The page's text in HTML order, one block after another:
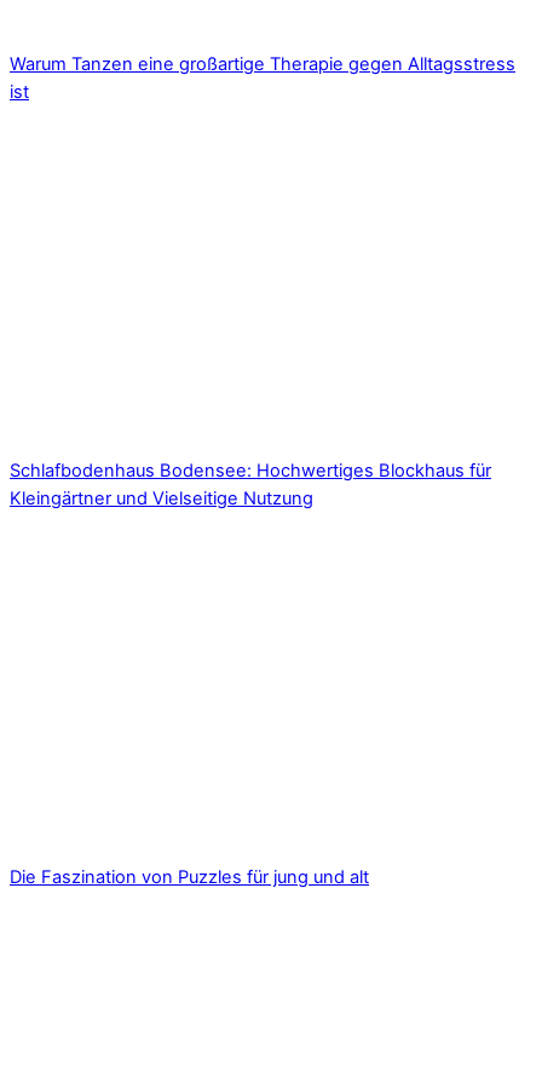
Warum Tanzen eine großartige Therapie gegen Alltagsstress
ist
Schlafbodenhaus Bodensee: Hochwertiges Blockhaus für
Kleingärtner und Vielseitige Nutzung
Die Faszination von Puzzles für jung und alt